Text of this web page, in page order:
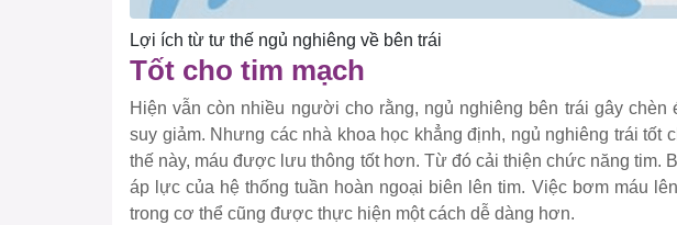
Lợi ích từ tư thế ngủ nghiêng về bên trái
Tốt cho tim mạch
Hiện vẫn còn nhiều người cho rằng, ngủ nghiêng bên trái gây chèn
suy giảm. Nhưng các nhà khoa học khẳng định, ngủ nghiêng trái tốt
thế này, máu được lưu thông tốt hơn. Từ đó cải thiện chức năng tim.
áp lực của hệ thống tuần hoàn ngoại biên lên tim. Việc bơm máu
trong cơ thể cũng được thực hiện một cách dễ dàng hơn.